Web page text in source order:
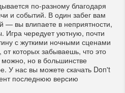
по-разному благодаря
и событий. В один забег вам
— вы влипаете в неприятности,
Игра чередует уютную, почти
с жуткими ночными сценами
которых забываешь, что это
но в большинстве
У нас вы можете скачать Don't
последнюю версию